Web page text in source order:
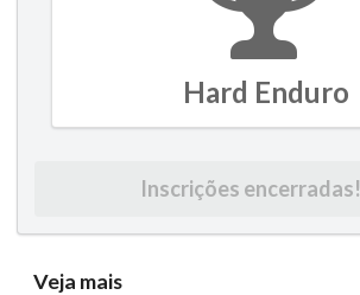
Hard Enduro
Inscrições encerradas!
Veja mais